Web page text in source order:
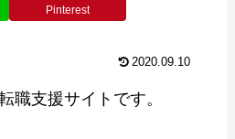
Pinterest
2020.09.10
職支援サイトです。